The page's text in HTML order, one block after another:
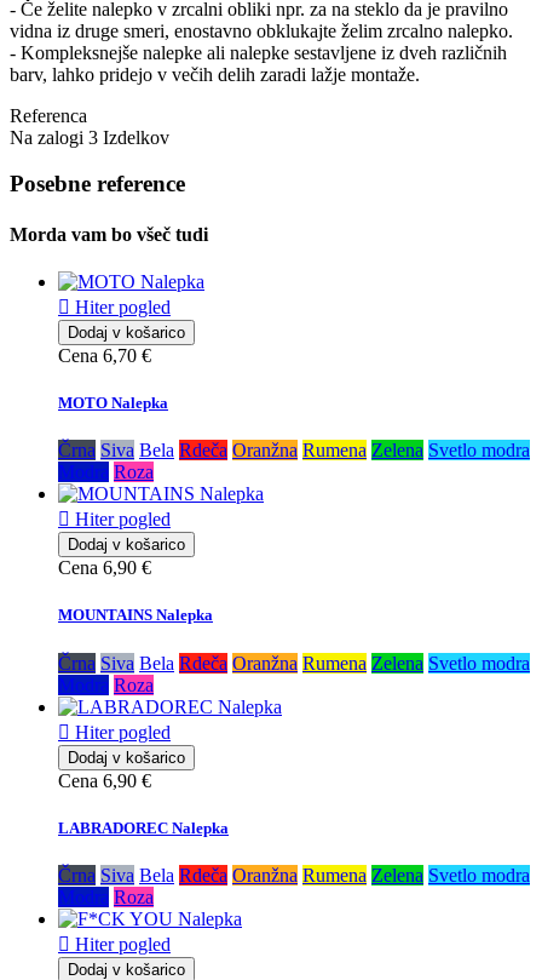
- Če želite nalepko v zrcalni obliki npr. za na steklo da je pravilno
vidna iz druge smeri, enostavno obklukajte želim zrcalno nalepko.
- Kompleksnejše nalepke ali nalepke sestavljene iz dveh različnih
barv, lahko pridejo v večih delih zaradi lažje montaže.
Referenca
Na zalogi 3 Izdelkov
Posebne reference
Morda vam bo všeč tudi
 Hiter pogled
Dodaj v košarico
Cena 6,70 €
MOTO Nalepka
Črna Siva Bela Rdeča Oranžna Rumena Zelena Svetlo modra
Modra Roza
 Hiter pogled
Dodaj v košarico
Cena 6,90 €
MOUNTAINS Nalepka
Črna Siva Bela Rdeča Oranžna Rumena Zelena Svetlo modra
Modra Roza
 Hiter pogled
Dodaj v košarico
Cena 6,90 €
LABRADOREC Nalepka
Črna Siva Bela Rdeča Oranžna Rumena Zelena Svetlo modra
Modra Roza
 Hiter pogled
Dodaj v košarico